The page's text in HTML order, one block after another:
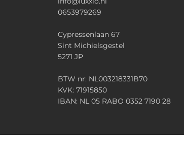
0653979269
Cypressenlaan 67
Sint Michielsgestel
5271 JP
BTW nr: NL003218331B70
KVK: 71915850
IBAN: NL 05 RABO 0352 7190 28